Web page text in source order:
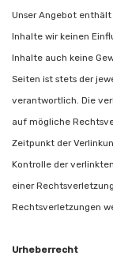
Unser Angebot
Inhalte wir keinen
Inhalte auch keine
Seiten ist stets der
verantwortlich. Die
auf mögliche
Zeitpunkt der
Kontrolle der
einer
Rechtsverletzungen
Urheberrecht